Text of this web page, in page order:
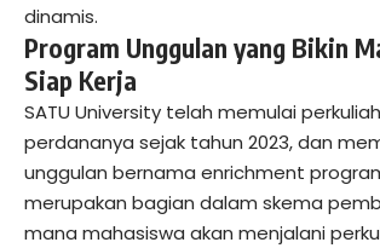
dinamis.
Program Unggulan yang Bikin
Siap Kerja
SATU University telah memulai
perdananya sejak tahun 2023, dan
unggulan bernama enrichment
merupakan bagian dalam skema
mana mahasiswa akan menjalani